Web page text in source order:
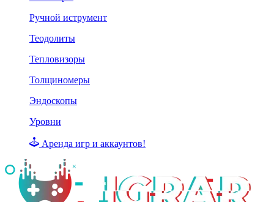
Ручной иструмент
Теодолиты
Тепловизоры
Толщиномеры
Эндоскопы
Уровни
Аренда игр и аккаунтов!